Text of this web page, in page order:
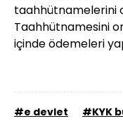
taahhütnamelerini
Taahhütnamesini
içinde ödemeleri
#e devlet #KYK